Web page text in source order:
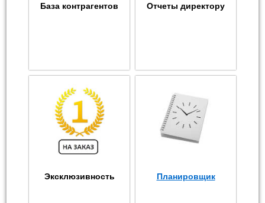
База контрагентов Отчеты директору
Эксклюзивность Планировщик